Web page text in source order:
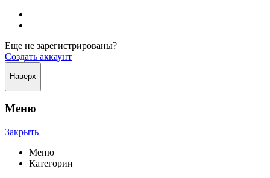
Еще не зарегистрированы?
Создать аккаунт
Наверх
Меню
Закрыть
Меню
Категории